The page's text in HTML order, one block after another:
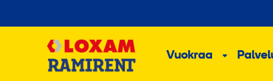
sisältöön
Vuokraa